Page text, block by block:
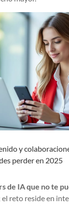
y
perder en 2025
de IA que no te
el reto reside en